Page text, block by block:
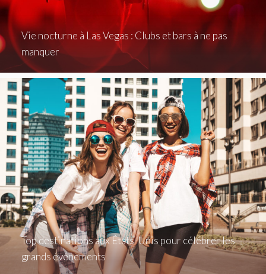
Vie nocturne à Las Vegas : Clubs et bars à ne pas
manquer
Top destinations aux États-Unis pour célébrer les
grands événements